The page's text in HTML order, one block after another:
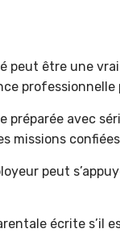
peut être une
professionnelle
avec
missions
peut
écrite s’il